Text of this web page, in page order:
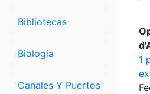
Bibliotecas
Biologia
Canales Y Puertos
1